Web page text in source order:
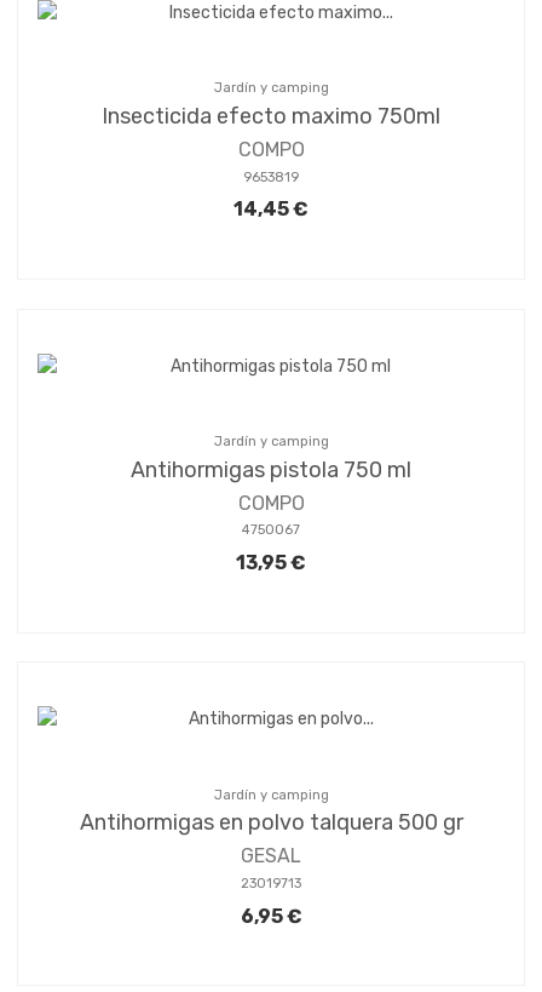
Jardín y camping
Insecticida efecto maximo 750ml
COMPO
9653819
14,45 €
Jardín y camping
Antihormigas pistola 750 ml
COMPO
4750067
13,95 €
Jardín y camping
Antihormigas en polvo talquera 500 gr
GESAL
23019713
6,95 €